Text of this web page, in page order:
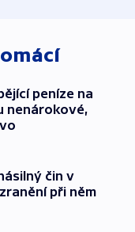
peníze na
nenárokové,
čin v
při něm